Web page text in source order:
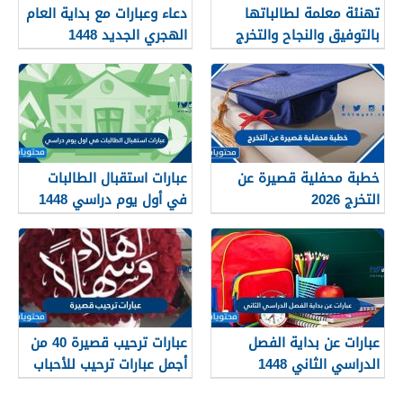
تهنئة معلمة لطالباتها
بالتوفيق والنجاح والتخرج
2026
دعاء وعبارات مع بداية العام
الهجري الجديد 1448
خطبة محفلية قصيرة عن
التخرج 2026
عبارات استقبال الطالبات
في أول يوم دراسي 1448
عبارات عن بداية الفصل
الدراسي الثاني 1448
عبارات ترحيب قصيرة 40 من
أجمل عبارات ترحيب للأحباب
والأصدقاء 2026